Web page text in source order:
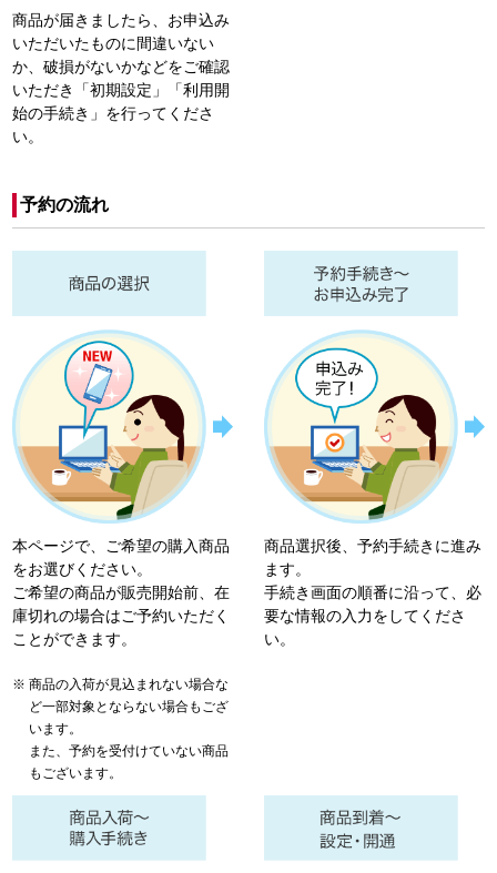
商品が届きましたら、お申込み
いただいたものに間違いない
か、破損がないかなどをご確認
いただき「初期設定」「利用開
始の手続き」を行ってくださ
い。
予約の流れ
本ページで、ご希望の購入商品
をお選びください。
ご希望の商品が販売開始前、在
庫切れの場合はご予約いただく
ことができます。
商品の入荷が見込まれない場合な
ど一部対象とならない場合もござ
います。
また、予約を受付けていない商品
もございます。
商品選択後、予約手続きに進み
ます。
手続き画面の順番に沿って、必
要な情報の入力をしてくださ
い。